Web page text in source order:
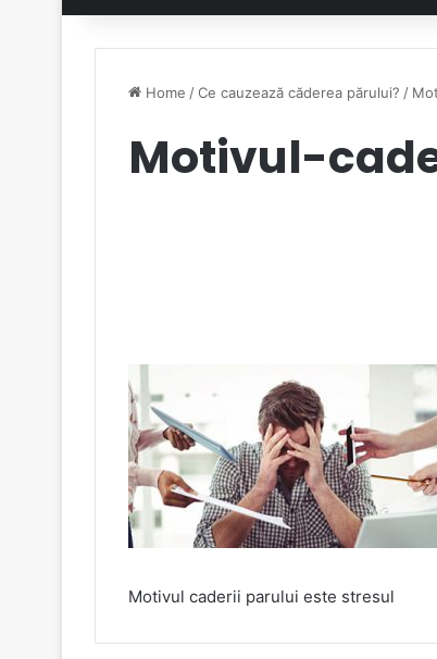
Home /Ce cauzează căderea părului? /
Motivul-
Motivul caderii parului este stresul